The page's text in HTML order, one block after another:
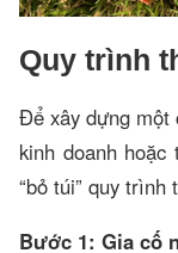
Quy trình
Để xây dựng một
kinh doanh
“bỏ túi” quy trình
Bước 1: Gia cố